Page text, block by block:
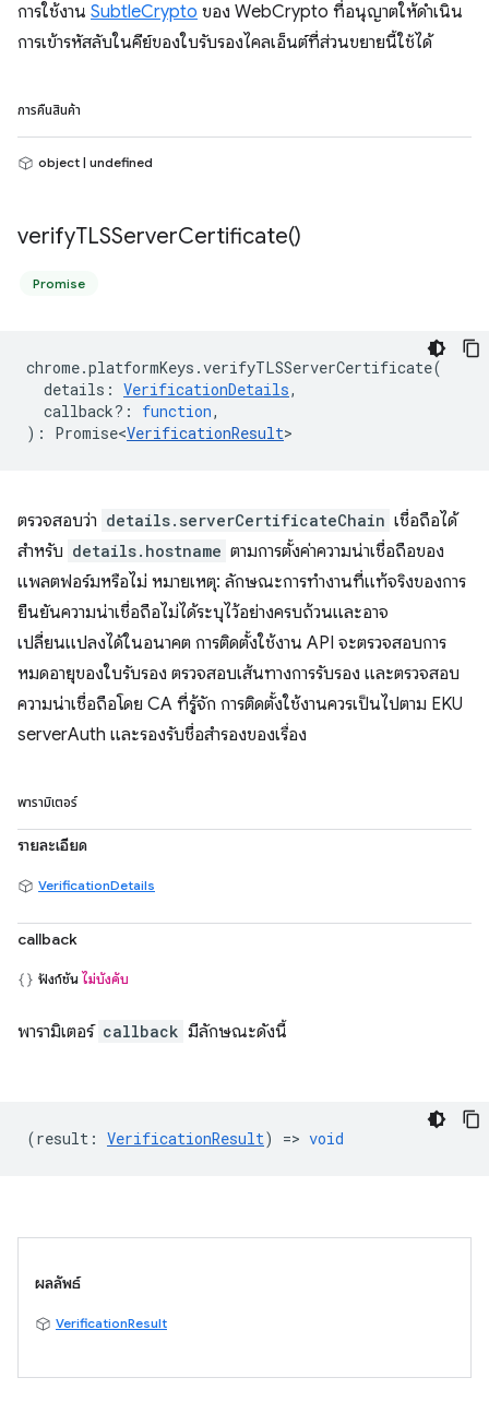
การใช้งาน SubtleCrypto ของ WebCrypto ที่อนุญาตให้ดำเนิน
การเข้ารหัสลับในคีย์ของใบรับรองไคลเอ็นต์ที่ส่วนขยายนี้ใช้ได้
การคืนสินค้า
object | undefined
verifyTLSServerCertificate()
Promise
chrome.platformKeys .verifyTLSServerCertificate(
details : VerificationDetails,
callback? : function,
) : Promise<VerificationResult>
ตรวจสอบว่า details.serverCertificateChain เชื่อถือได้
สำหรับ details.hostname ตามการตั้งค่าความน่าเชื่อถือของ
แพลตฟอร์มหรือไม่ หมายเหตุ: ลักษณะการทำงานที่แท้จริงของการ
ยืนยันความน่าเชื่อถือไม่ได้ระบุไว้อย่างครบถ้วนและอาจ
เปลี่ยนแปลงได้ในอนาคต การติดตั้งใช้งาน API จะตรวจสอบการ
หมดอายุของใบรับรอง ตรวจสอบเส้นทางการรับรอง และตรวจสอบ
ความน่าเชื่อถือโดย CA ที่รู้จัก การติดตั้งใช้งานควรเป็นไปตาม EKU
serverAuth และรองรับชื่อสำรองของเรื่อง
พารามิเตอร์
รายละเอียด
VerificationDetails
callback
ฟังก์ชัน ไม่บังคับ
พารามิเตอร์ callback มีลักษณะดังนี้
(result : VerificationResult) => void
ผลลัพธ์
VerificationResult